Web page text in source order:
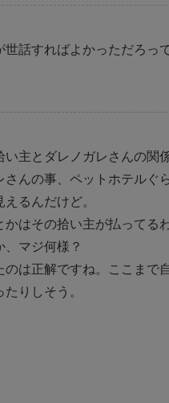
世話すればよかっただろっ
い主とダレノガレさんの関
さんの事、ペットホテルぐ
るんだけど。
かはその拾い主が払ってる
マジ何様？
のは正解ですね。ここまで
りしそう。